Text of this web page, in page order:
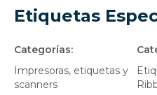
Etiquetas
Categorías:
Impresoras, etiquetas y
scanners